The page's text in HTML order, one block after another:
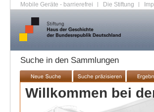
Mobile Geräte - barrierefrei | Die Stiftung |
Suche in den Sammlungen
Willkommen bei